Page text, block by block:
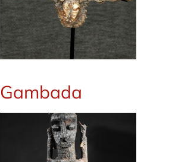
Gambada